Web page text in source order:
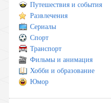
Путешествия и события
Развлечения
Сериалы
Спорт
Транспорт
Фильмы и анимация
Хобби и образование
Юмор